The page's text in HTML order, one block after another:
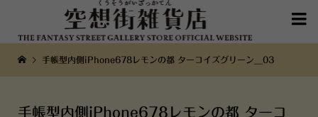

手帳型内側iPhone678レモンの都 ターコイズグリーン__03
手帳型内側iPhone678レモンの都 ターコ